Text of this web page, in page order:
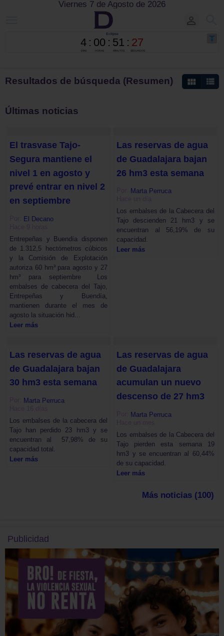
Viernes 7 de Agosto de 2026
Resultados de búsqueda (Resumen)
Últimas noticias
El trasvase Tajo-
Segura mantiene el
nivel 1 en agosto y
prevé entrar en nivel 2
en septiembre
El Decano
Entrepeñas y Buendía disponen
de 1.312,5 hectómetros cúbicos
y la Comisión de Explotación
autoriza 60 hm³ para agosto y 27
hm³ para septiembre Los
embalses de cabecera del Tajo,
Entrepeñas y Buendía,
mantienen durante el mes de
agosto la situación hid...
Leer más
Las reservas de agua
de Guadalajara bajan
26 hm3 esta semana
Marta Perruca
Los embalses de la Cabecera del
Tajo descienden 21 hm3 y se
encuentran al 56,19% de su
capacidad.
Leer más
Las reservas de agua
de Guadalajara bajan
30 hm3 esta semana
Marta Perruca
Los embalses de la cabecera del
Tajo han perdido 23 hm3 y se
encuentran al 57,98% de su
capacidad total.
Leer más
Las reservas de agua
de Guadalajara
acumulan un nuevo
descenso de 27 hm3
Marta Perruca
Los embalses de la Cabecera del
Tajo pierden esta semana 19
hm3 y se encuentran al 60,44%
de su capacidad.
Leer más
Más noticias (100)
Publicidad